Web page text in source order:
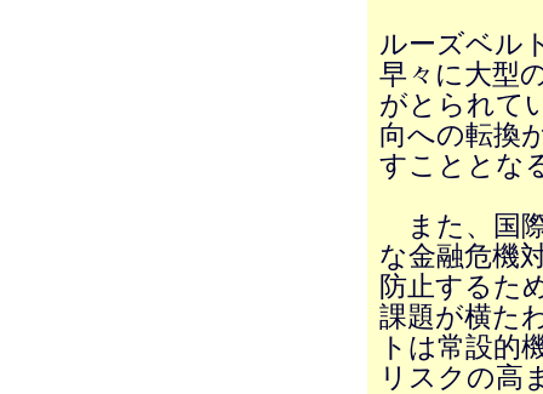
ルーズベル
早々に大型
がとられて
向への転換
すこととな
また、国
な金融危機
防止するた
課題が横た
トは常設的
リスクの高